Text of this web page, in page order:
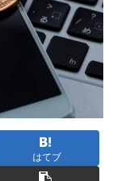
はてブ